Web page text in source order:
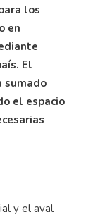
los
en
El
sumado
el espacio
y el aval